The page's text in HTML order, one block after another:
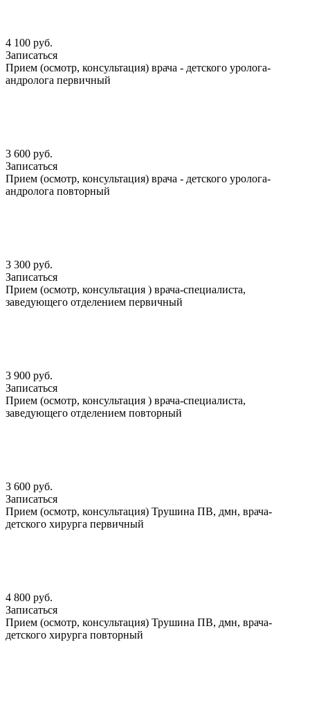
4 100 руб.
Записаться
Прием (осмотр, консультация) врача - детского уролога-
андролога первичный
3 600 руб.
Записаться
Прием (осмотр, консультация) врача - детского уролога-
андролога повторный
3 300 руб.
Записаться
Прием (осмотр, консультация ) врача-специалиста,
заведующего отделением первичный
3 900 руб.
Записаться
Прием (осмотр, консультация ) врача-специалиста,
заведующего отделением повторный
3 600 руб.
Записаться
Прием (осмотр, консультация) Трушина ПВ, дмн, врача-
детского хирурга первичный
4 800 руб.
Записаться
Прием (осмотр, консультация) Трушина ПВ, дмн, врача-
детского хирурга повторный